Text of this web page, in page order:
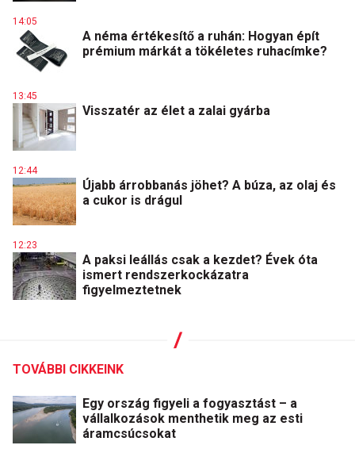
14:05
A néma értékesítő a ruhán: Hogyan épít
prémium márkát a tökéletes ruhacímke?
13:45
Visszatér az élet a zalai gyárba
12:44
Újabb árrobbanás jöhet? A búza, az olaj és
a cukor is drágul
12:23
A paksi leállás csak a kezdet? Évek óta
ismert rendszerkockázatra
figyelmeztetnek
TOVÁBBI CIKKEINK
Egy ország figyeli a fogyasztást – a
vállalkozások menthetik meg az esti
áramcsúcsokat